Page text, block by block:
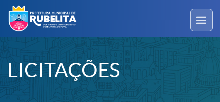
LICITAÇÕES